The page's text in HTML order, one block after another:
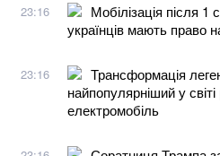
23:16
Мобілізація після 1
українців мають право
23:16
Трансформація
найпопулярніший у
електромобіль